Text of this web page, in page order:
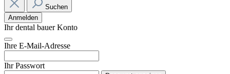
Suchen
Anmelden
Ihr dental bauer Konto
Ihre E-Mail-Adresse
Ihr Passwort